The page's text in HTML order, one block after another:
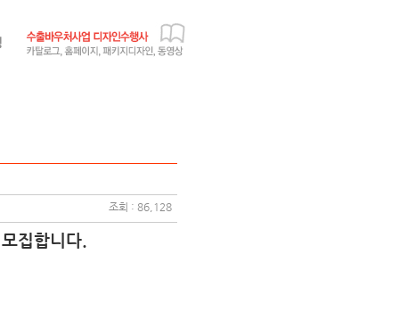
조회 : 86,128
집합니다.